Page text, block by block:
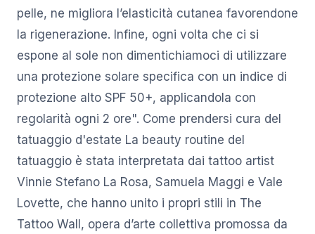
pelle, ne migliora l’elasticità cutanea favorendone
la rigenerazione. Infine, ogni volta che ci si
espone al sole non dimentichiamoci di utilizzare
una protezione solare specifica con un indice di
protezione alto SPF 50+, applicandola con
regolarità ogni 2 ore". Come prendersi cura del
tatuaggio d'estate La beauty routine del
tatuaggio è stata interpretata dai tattoo artist
Vinnie Stefano La Rosa, Samuela Maggi e Vale
Lovette, che hanno unito i propri stili in The
Tattoo Wall, opera d’arte collettiva promossa da